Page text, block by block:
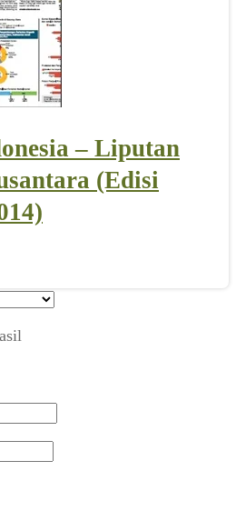
– Liputan
(Edisi